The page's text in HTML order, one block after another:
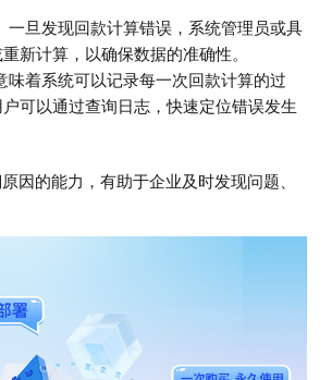
一旦发现回款计算错误，系统管理员或具
新计算，以确保数据的准确性。
着系统可以记录每一次回款计算的过
可以通过查询日志，快速定位错误发生
因的能力，有助于企业及时发现问题、